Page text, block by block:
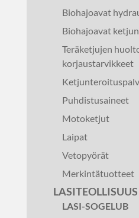
Biohajoavat
Biohajoavat
Teräketjujen
korjaustarvikkeet
Puhdistusaineet
Motoketjut
Laipat
Vetopyörät
Merkintätuotteet
LASITEOLLISUUS
LASI-SOGELUB